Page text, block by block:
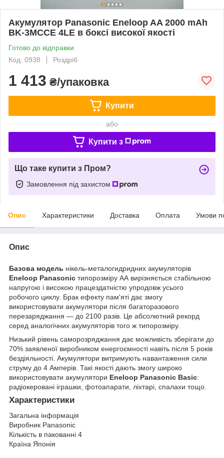
Акумулятор Panasonic Eneloop AA 2000 mAh
BK-3MCCE 4LE в боксі високої якості
Готово до відправки
Код: 0938
Роздріб
1 413 ₴/упаковка
Купити
або
Купити з
Що таке купити з Пром?
Замовлення під захистом
Опис Характеристики Доставка Оплата Умови
Опис
Базова модель нікель-металогидридних акумуляторів
Eneloop Panasonic типорозміру АА вирізняється стабільною
напругою і високою працездатністю упродовж усього
робочого циклу. Брак ефекту пам'яті дає змогу
використовувати акумулятори після багаторазового
перезаряджання — до 2100 разів. Це абсолютний рекорд
серед аналогічних акумуляторів того ж типорозміру.
Низький рівень саморозряджання дає можливість зберігати до
70% заявленої виробником енергоємності навіть після 5 років
бездіяльності. Акумулятори витримують навантаження сили
струму до 4 Амперів. Такі якості дають змогу широко
використовувати акумулятори Eneloop Panasonic Basic:
радіокеровані іграшки, фотоапарати, ліхтарі, спалахи тощо.
Характеристики
Загальна інформація
Виробник Panasonic
Кількість в пакованні 4
Країна Японія